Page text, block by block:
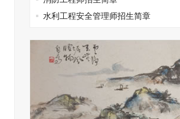
水利工程安全管理师招生简章